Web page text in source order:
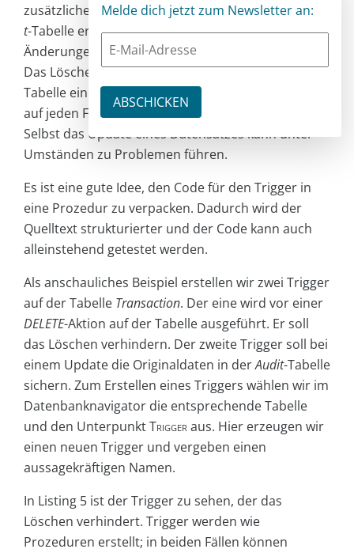
zusätzlicher Logeintrag in der entsprechendenAudi
t-Tabelle erzeugt wird. So können wir zum Beispiel
Änderungen in der TabelleTransaction
Das Löschen eines Datensatzes ist bei dieser
Tabelle eine unzulässige Aktion. Der Versuch sollte
auf jeden Fall unterbunden und geloggt werden.
Selbst das Update eines Datensatzes kann unter
Umständen zu Problemen führen.
Es ist eine gute Idee, den Code für den Trigger in
eine Prozedur zu verpacken. Dadurch wird der
Quelltext strukturierter und der Code kann auch
alleinstehend getestet werden.
Als anschauliches Beispiel erstellen wir zwei Trigger
auf der Tabelle Transaction. Der eine wird vor einer
DELETE-Aktion auf der Tabelle ausgeführt. Er soll
das Löschen verhindern. Der zweite Trigger soll bei
einem Update die Originaldaten in derAudit-Tabelle
sichern. Zum Erstellen eines Triggers wählen wir im
Datenbanknavigator die entsprechende Tabelle
und den UnterpunktTriggeraus. Hier erzeugen wir
einen neuen Trigger und vergeben einen
aussagekräftigen Namen.
In Listing 5 ist der Trigger zu sehen, der das
Löschen verhindert. Trigger werden wie
Prozeduren erstellt; in beiden Fällen können
Melde dich jetzt zum Newsletter an: